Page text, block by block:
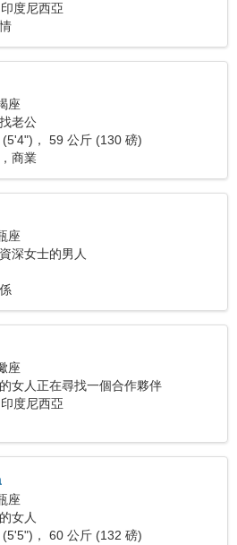
度尼西亞
座
老公
(5'4")， 59 公斤 (130 磅)
商業
座
深女士的男人
座
女人正在尋找一個合作夥伴
度尼西亞
座
女人
(5'5")， 60 公斤 (132 磅)